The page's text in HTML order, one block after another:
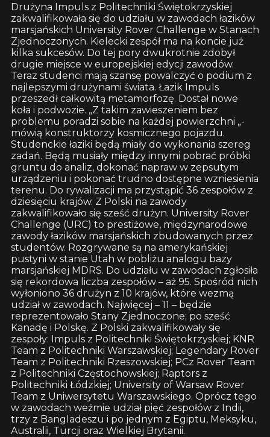
Drużyna Impuls z Politechniki Świętokrzyskiej
zakwalifikowała się do udziału w zawodach łazików
marsjańskich University Rover Challenge w Stanach
Zjednoczonych. Kielecki zespół ma na koncie już
kilka sukcesów. Do tej pory dwukrotnie zdobył
drugie miejsce w europejskiej edycji zawodów.
Teraz studenci mają szansę powalczyć o podium z
najlepszymi drużynami świata. Łazik Impuls
przeszedł całkowitą metamorfozę. Dostał nowe
koła i podwozie. „Z takim zawieszeniem bez
problemu poradzi sobie na każdej powierzchni „-
mówią konstruktorzy kosmicznego pojazdu.
Studenckie łaziki będą miały do wykonania szereg
zadań. Będą musiały między innymi pobrać próbki
gruntu do analiz, dokonać napraw w zepsutym
urządzeniu i pokonać trudno dostępne wzniesienia
terenu. Do rywalizacji ma przystąpić 36 zespołów z
dziesięciu krajów. Z Polski na zawody
zakwalifikowało się sześć drużyn. University Rover
Challenge (URC) to prestiżowe, międzynarodowe
zawody łazików marsjańskich zbudowanych przez
studentów. Rozgrywane są na amerykańskiej
pustyni w stanie Utah w pobliżu analogu bazy
marsjańskiej MDRS. Do udziału w zawodach zgłosiła
się rekordowa liczba zespołów – aż 95. Spośród nich
wyłoniono 36 drużyn z 10 krajów, które wezmą
udział w zawodach. Najwięcej – 11 – będzie
reprezentowało Stany Zjednoczone; po sześć
Kanadę i Polskę. Z Polski zakwalifikowały się
zespoły: Impuls z Politechniki Świętokrzyskiej; KNR
Team z Politechniki Warszawskiej; Legendary Rover
Team z Politechniki Rzeszowskiej; PCz Rover Team
z Politechniki Częstochowskiej; Raptors z
Politechniki Łódzkiej; University of Warsaw Rover
Team z Uniwersytetu Warszawskiego. Oprócz tego
w zawodach weźmie udział pięć zespołów z Indii,
trzy z Bangladeszu i po jednym z Egiptu, Meksyku,
Australii, Turcji oraz Wielkiej Brytanii.